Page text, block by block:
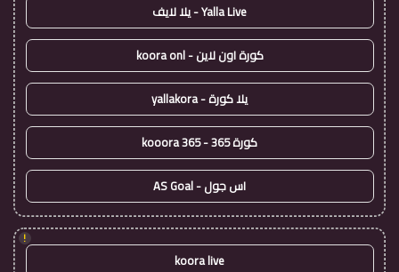
Yalla Live - يلا لايف
كورة اون لاين - koora onl
يلا كورة - yallakora
كورة 365 - kooora 365
اس جول - AS Goal
!
koora live